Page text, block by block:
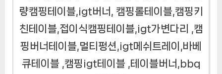
량캠핑테이블,igt버너, 캠핑롤테이블,캠핑키
친테이블,접이식캠핑테이블,igt가변다리 ,캠
핑버너테이블,멀티펑션,igt메쉬트레이,바베
큐테이블 ,캠핑igt테이블 ,테이블버너,bbq